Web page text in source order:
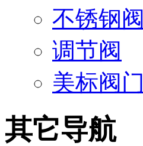
不锈钢阀
调节阀
美标阀门
其它导航